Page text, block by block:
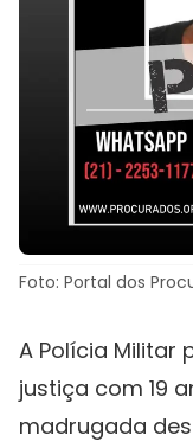
Foto: Portal dos
A Polícia Militar
justiça com 19
madrugada